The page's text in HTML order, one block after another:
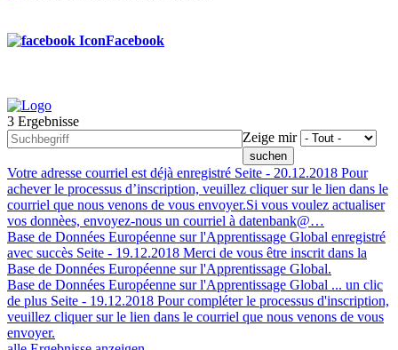
Facebook
Footer
menu
3 Ergebnisse
Zeige mir
Votre adresse courriel est déjà enregistré Seite - 20.12.2018 Pour
achever le processus d’inscription, veuillez cliquer sur le lien dans le
courriel que nous venons de vous envoyer.Si vous voulez actualiser
vos donnèes, envoyez-nous un courriel à datenbank@…
Base de Données Européenne sur l'Apprentissage Global enregistré
avec succès Seite - 19.12.2018 Merci de vous être inscrit dans la
Base de Données Européenne sur l'Apprentissage Global.
Base de Données Européenne sur l'Apprentissage Global ... un clic
de plus Seite - 19.12.2018 Pour compléter le processus d'inscription,
veuillez cliquer sur le lien dans le courriel que nous venons de vous
envoyer.